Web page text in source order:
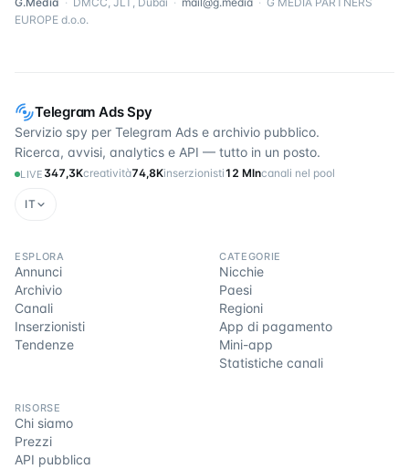
Telegram Ads Spy
Servizio spy per Telegram Ads e archivio pubblico.
Ricerca, avvisi, analytics e API — tutto in un posto.
LIVE 347,3Kcreatività74,8Kinserzionisti12 Mlncanali nel pool
IT
ESPLORA
Annunci
Archivio
Canali
Inserzionisti
Tendenze
CATEGORIE
Nicchie
Paesi
Regioni
App di pagamento
Mini-app
Statistiche canali
RISORSE
Chi siamo
Prezzi
API pubblica
EUROPE d.o.o.